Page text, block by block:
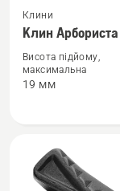
Переглянути
більше
про
Клин
Клини
Клин Арбориста
Висота підйому,
максимальна
19 мм